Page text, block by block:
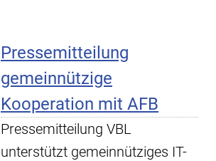
Pressemitteilung
gemeinnützige
Kooperation mit AFB
Pressemitteilung VBL
unterstützt gemeinnütziges IT-